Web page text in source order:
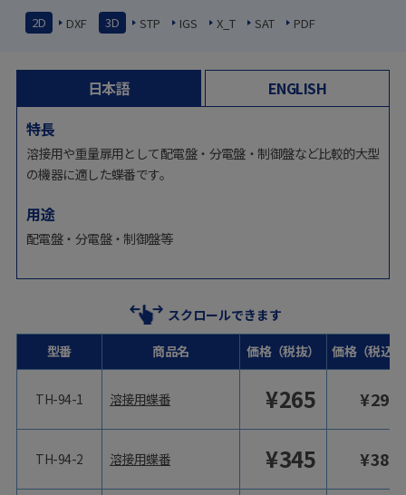
2D DXF 3D STP IGS X_T SAT PDF
日本語
ENGLISH
特長
溶接用や重量扉用として配電盤・分電盤・制御盤など比較的大型
の機器に適した蝶番です。
用途
配電盤・分電盤・制御盤等
スクロールできます
型番
TH-94-1
TH-94-2
商品名 価格（税抜） 価格（税込）
溶接用蝶番 ¥265 ¥292
溶接用蝶番 ¥345 ¥380